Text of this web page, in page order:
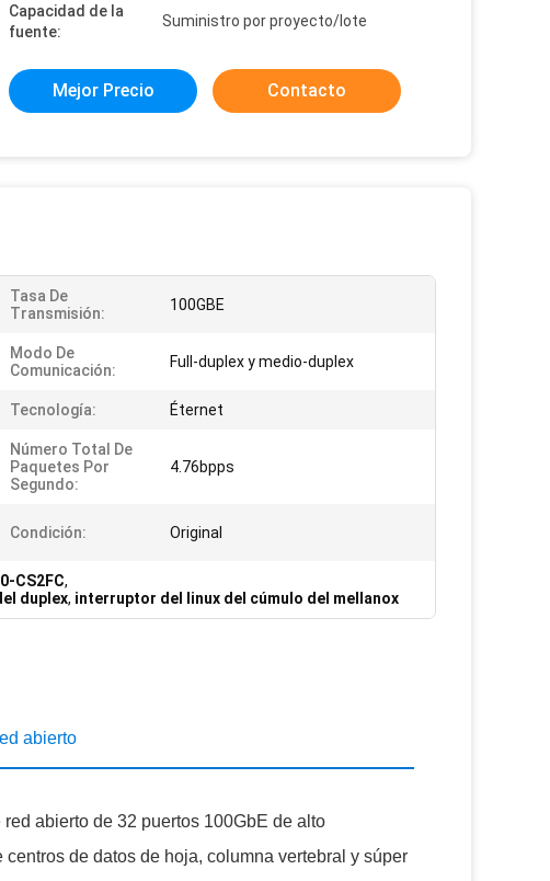
Capacidad de la
fuente:
Suministro por proyecto/lote
Mejor Precio Contacto
Tasa De
Transmisión:
100GBE
Modo De
Comunicación:
Full-duplex y medio-duplex
Tecnología: Éternet
Número Total De
Paquetes Por
Segundo:
4.76bpps
Condición: Original
CS2FC,
duplex, interruptor del linux del cúmulo del mellanox
abierto
abierto de 32 puertos 100GbE de alto
de datos de hoja, columna vertebral y súper